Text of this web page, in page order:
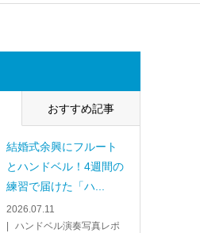
おすすめ記事
結婚式余興にフルート
とハンドベル！4週間の
練習で届けた「ハ...
2026.07.11
ハンドベル演奏写真レポ